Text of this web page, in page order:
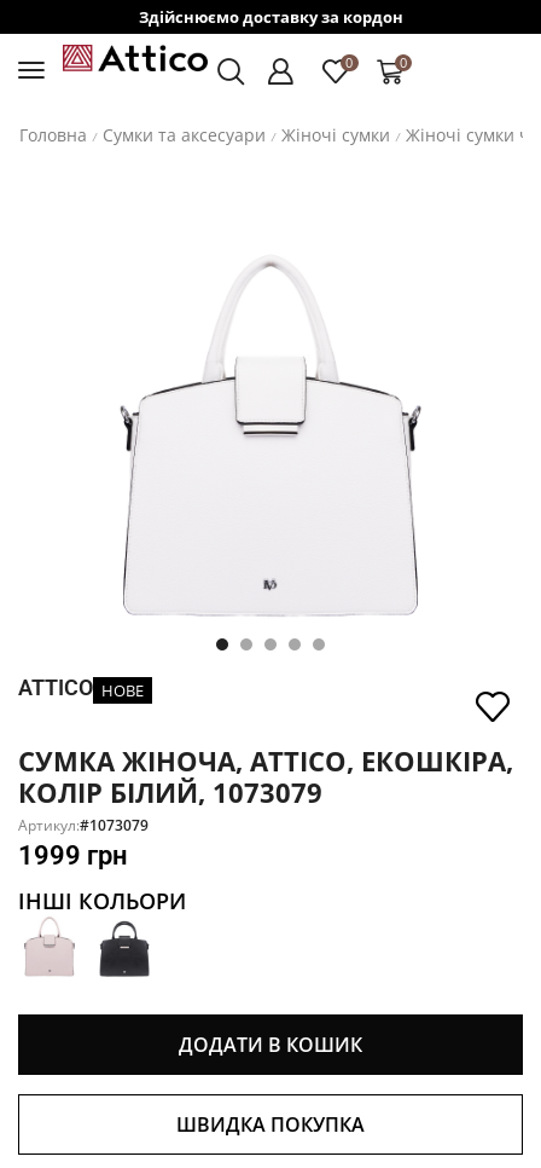
Здійснюємо доставку за кордон
0 0
Головна / Сумки та аксесуари / Жіночі сумки / Жіночі сумки
ATTICO НОВЕ
СУМКА ЖІНОЧА, ATTICO, ЕКОШКІРА,
КОЛІР БІЛИЙ, 1073079
Артикул:#1073079
1999 грн
ІНШІ КОЛЬОРИ
ДОДАТИ В КОШИК
ШВИДКА ПОКУПКА